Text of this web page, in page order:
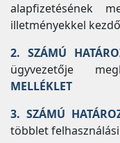
alapfizetésének
illetményekkel
2. SZÁMÚ
ügyvezetője
MELLÉKLET
3. SZÁMÚ
többlet